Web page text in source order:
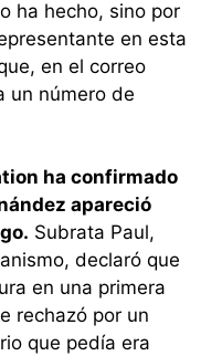
ha hecho, sino por
en esta
en el correo
un número de
ha confirmado
apareció
Subrata Paul,
declaró que
en una primera
rechazó por un
que pedía era